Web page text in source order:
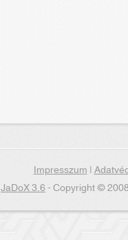
Impresszum|
JaDoX 3.6- Copyright ©